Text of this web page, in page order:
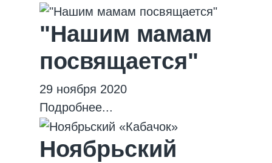
"Нашим мамам
посвящается"
29 ноября 2020
Подробнее...
Ноябрьский